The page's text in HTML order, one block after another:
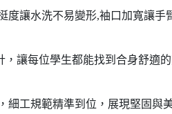
讓水洗不易變形,袖口加寬讓手
讓每位學生都能找到合身舒適
細工規範精準到位，展現堅固